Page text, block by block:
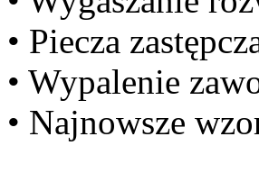
• Piecza
• Wypalenie
• Najnowsze